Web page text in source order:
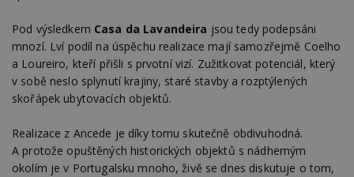
Pod výsledkem Casa da Lavandeira jsou tedy podepsáni
mnozí. Lví podíl na úspěchu realizace mají samozřejmě Coelho
a Loureiro, kteří přišli s prvotní vizí. Zužitkovat potenciál, který
v sobě neslo splynutí krajiny, staré stavby a rozptýlených
skořápek ubytovacích objektů.
Realizace z Ancede je díky tomu skutečně obdivuhodná.
A protože opuštěných historických objektů s nádherným
okolím je v Portugalsku mnoho, živě se dnes diskutuje o tom,